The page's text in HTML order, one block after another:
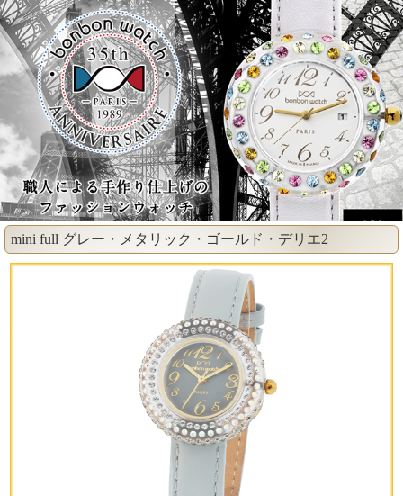
mini full グレー・メタリック・ゴールド・デリエ2